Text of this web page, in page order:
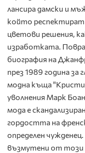
лансира дамски и
който
цветови решения,
изработката.
биография на
през 1989 година за
модна къща
уволнения Марк
мода е
гордостта на
определен
възмутени от този